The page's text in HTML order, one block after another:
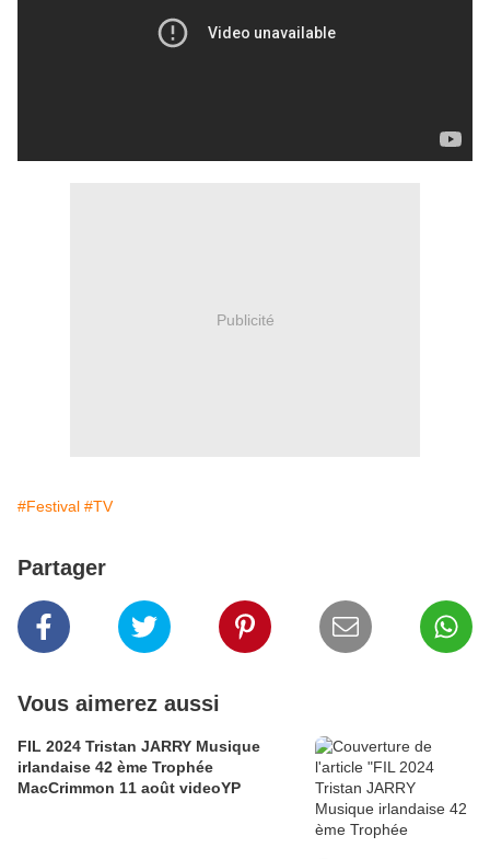
Publicité
#Festival #TV
Partager
Vous aimerez aussi
FIL 2024 Tristan JARRY Musique
irlandaise 42 ème Trophée
MacCrimmon 11 août videoYP